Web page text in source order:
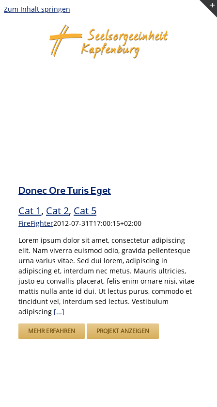
Zum Inhalt springen
Donec Ore Turis Eget
Cat 1, Cat 2, Cat 5
FireFighter2012-07-31T17:00:15+02:00
Lorem ipsum dolor sit amet, consectetur adipiscing
elit. Nam viverra euismod odio, gravida pellentesque
urna varius vitae. Sed dui lorem, adipiscing in
adipiscing et, interdum nec metus. Mauris ultricies,
justo eu convallis placerat, felis enim ornare nisi, vitae
mattis nulla ante id dui. Ut lectus purus, commodo et
tincidunt vel, interdum sed lectus. Vestibulum
adipiscing [...]
MEHR ERFAHREN PROJEKT ANZEIGEN